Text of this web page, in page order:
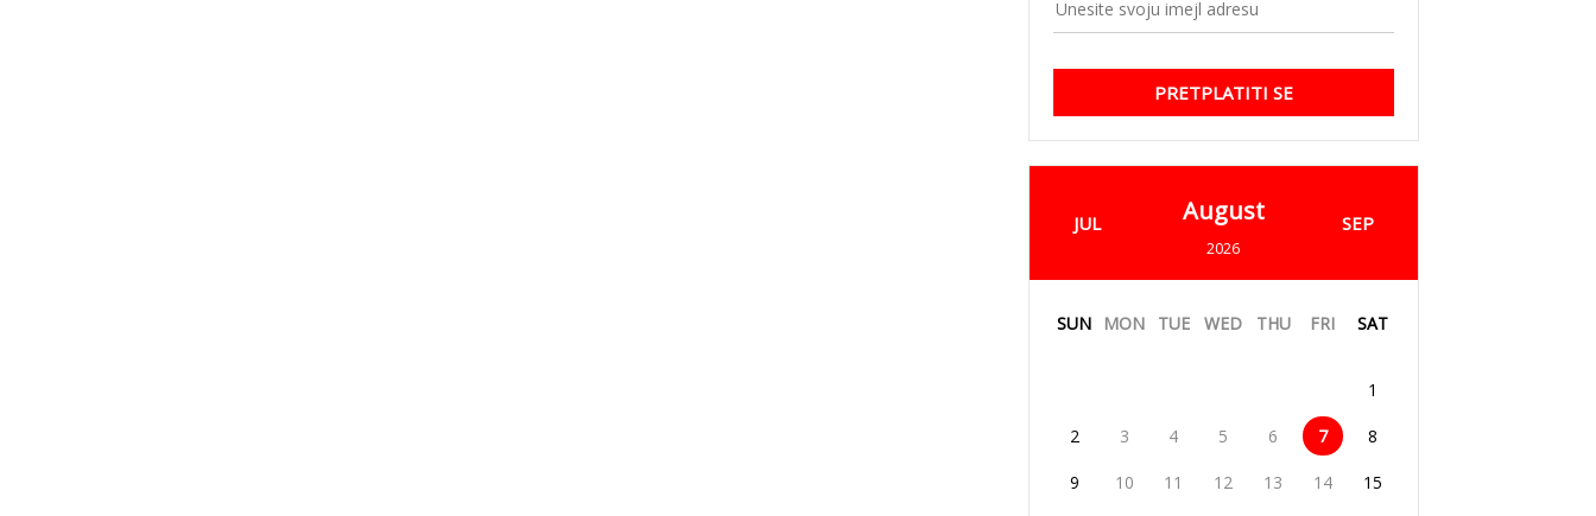
PRETPLATITI SE
JUL August
2026
SEP
SUN MON TUE WED THU FRI SAT
1
2 3 4 5 6 7 8
9 10 11 12 13 14 15